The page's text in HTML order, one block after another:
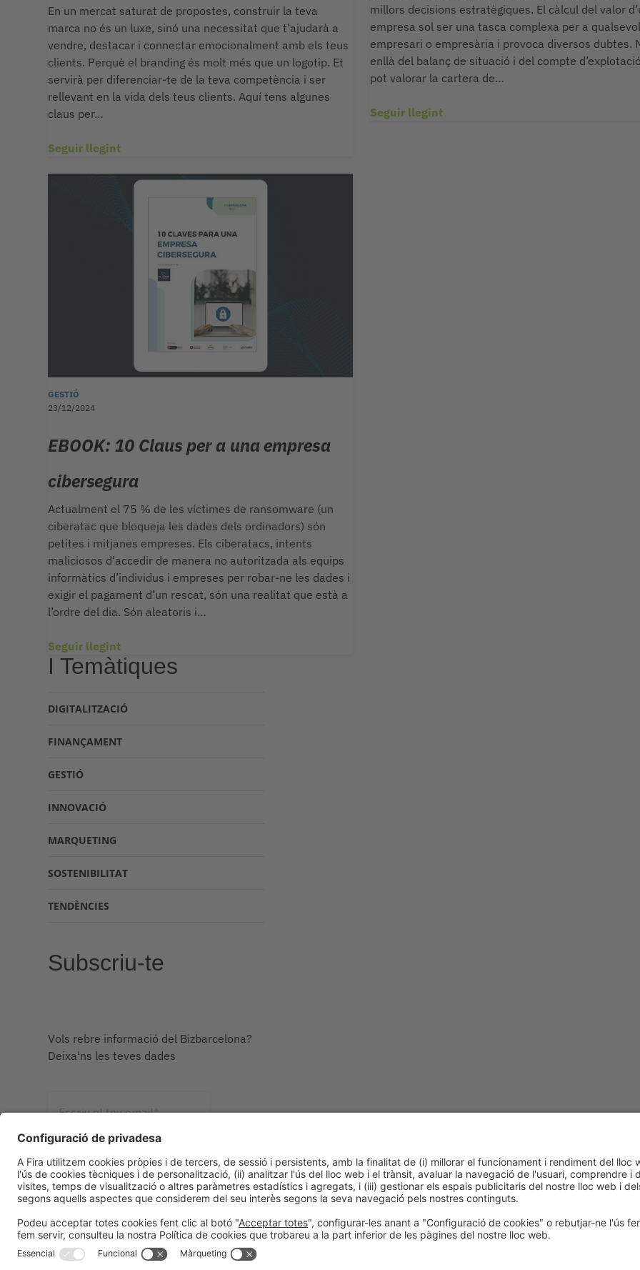
En un mercat saturat de propostes, construir la teva
marca no és un luxe, sinó una necessitat que t’ajudarà a
vendre, destacar i connectar emocionalment amb els teus
clients. Perquè el branding és molt més que un logotip. Et
servirà per diferenciar-te de la teva competència i ser
rellevant en la vida dels teus clients. Aquí tens algunes
claus per…
Seguir llegint
millors decisions estratègiques. El càlcul del valor
empresa sol ser una tasca complexa per a qualsevol
empresari o empresària i provoca diversos dubtes.
enllà del balanç de situació i del compte
pot valorar la cartera de…
Seguir llegint
GESTIÓ
23/12/2024
EBOOK: 10 Claus per a una empresa
cibersegura
Actualment el 75 % de les víctimes de ransomware (un
ciberatac que bloqueja les dades dels ordinadors) són
petites i mitjanes empreses. Els ciberatacs, intents
maliciosos d’accedir de manera no autoritzada als equips
informàtics d’individus i empreses per robar-ne les dades i
exigir el pagament d’un rescat, són una realitat que està a
l’ordre del dia. Són aleatoris i…
Seguir llegint
I Temàtiques
DIGITALITZACIÓ
FINANÇAMENT
GESTIÓ
INNOVACIÓ
MARQUETING
SOSTENIBILITAT
TENDÈNCIES
Subscriu-te
Vols rebre informació del Bizbarcelona?
Deixa'ns les teves dades